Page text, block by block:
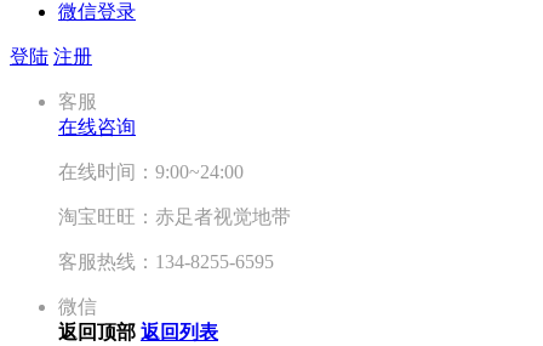
微信登录
登陆 注册
客服
在线咨询
在线时间：9:00~24:00
淘宝旺旺：赤足者视觉地带
客服热线：134-8255-6595
微信
返回顶部 返回列表